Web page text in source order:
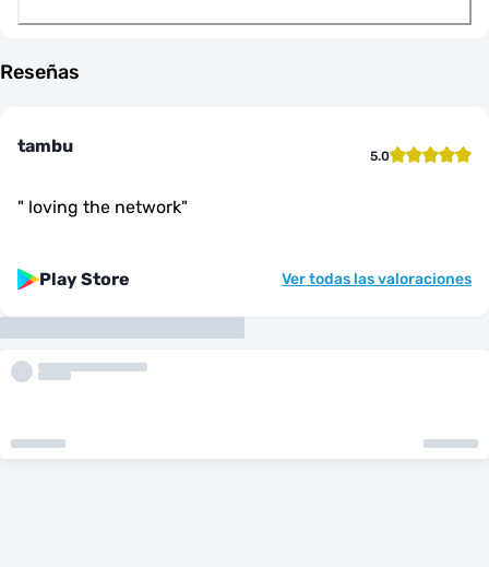
Reseñas
tambu 5.0
" loving the network"
Play Store Ver todas las valoraciones